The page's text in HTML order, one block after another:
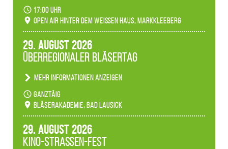
Becherlichter, Fackeln und Lichtinstallationen
verwandeln den agra-Park in einen farbigen
Märchenwald, der bei jedem Rundgang einen
Ambiente gibt es ein leuchtendes Konzert
unserer Fachbereiche.
17:00 Uhr
Open Air hinter dem weißen Haus, Markkleeberg
29. August 2026
Überregionaler Bläsertag
Mehr Informationen anzeigen
Teilnahme der Bläserklassen.
ganztäig
Bläserakademie, Bad Lausick
29. August 2026
Kino-Straßen-Fest